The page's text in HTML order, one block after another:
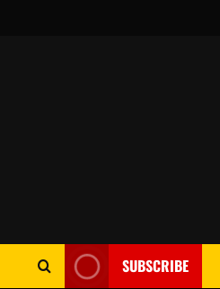
SUBSCRIBE